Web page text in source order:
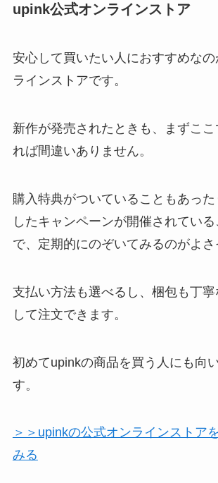
upink公式オンラインストア
安心して買いたい人におすすめな
ラインストアです。
新作が発売されたときも、まずこ
れば間違いありません。
購入特典がついていることもあった
したキャンペーンが開催されてい
で、定期的にのぞいてみるのがよさ
支払い方法も選べるし、梱包も丁
して注文できます。
初めてupinkの商品を買う人にも向
す。
＞＞upinkの公式オンラインストア
みる